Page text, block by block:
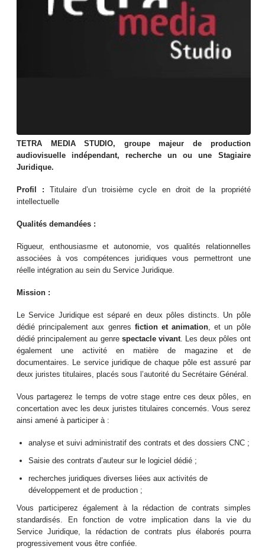
TETRA MEDIA STUDIO, groupe majeur de production
audiovisuelle indépendant, recherche un ou une Stagiaire
Juridique.
Profil :Titulaire d’un troisième cycle en droit de la propriété
intellectuelle
Qualités demandées :
Rigueur, enthousiasme et autonomie, vos qualités relationnelles
associées à vos compétences juridiques vous permettront une
réelle intégration au sein du Service Juridique.
Mission :
Le Service Juridique est séparé en deux pôles distincts. Un pôle
dédié principalement aux genres fiction et animation, et un pôle
dédié principalement au genre spectacle vivant. Les deux pôles ont
également une activité en matière de magazine et de
documentaires. Le service juridique de chaque pôle est assuré par
deux juristes titulaires, placés sous l’autorité du Secrétaire Général.
Vous partagerez le temps de votre stage entre ces deux pôles, en
concertation avec les deux juristes titulaires concernés. Vous serez
ainsi amené à participer à :
analyse et suivi administratif des contrats et des dossiers CNC ;
Saisie des contrats d’auteur sur le logiciel dédié ;
recherches juridiques diverses liées aux activités de
développement et de production ;
Vous participerez également à la rédaction de contrats simples
standardisés. En fonction de votre implication dans la vie du
Service Juridique, la rédaction de contrats plus élaborés pourra
progressivement vous être confiée.